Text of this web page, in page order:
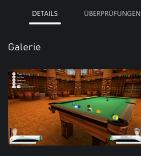
DETAILS ÜBERPRÜFUNGEN
Galerie